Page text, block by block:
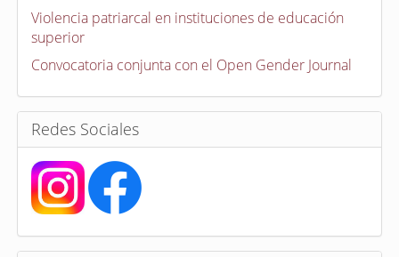
a
t
o
r
a
s
Violencia patriarcal en instituciones de educación
superior
Convocatoria conjunta con el Open Gender Journal
Redes Sociales